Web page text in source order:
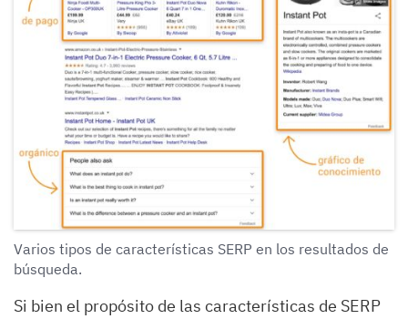
Varios tipos de características SERP en los resultados de
búsqueda.
Si bien el propósito de las características de SERP